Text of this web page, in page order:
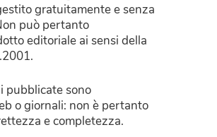
gratuitamente e senza
può pertanto
editoriale ai sensi della
pubblicate sono
o giornali: non è pertanto
e completezza.